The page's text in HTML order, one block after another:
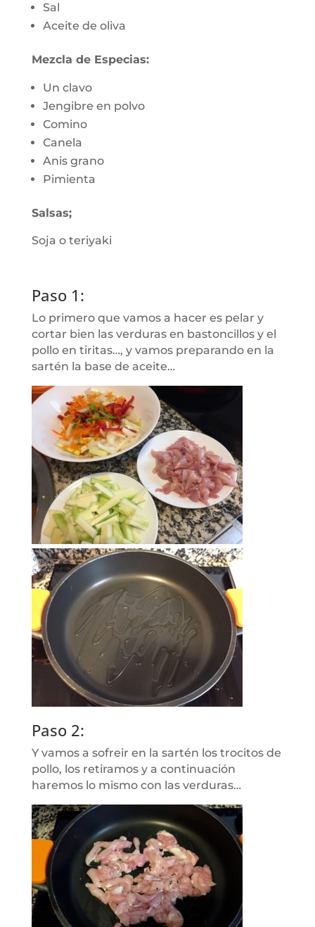
Sal
Aceite de oliva
Mezcla de Especias:
Un clavo
Jengibre en polvo
Comino
Canela
Anis grano
Pimienta
Salsas;
Soja o teriyaki
Paso 1:
Lo primero que vamos a hacer es pelar y
cortar bien las verduras en bastoncillos y el
pollo en tiritas…, y vamos preparando en la
sartén la base de aceite…
Paso 2:
Y vamos a sofreir en la sartén los trocitos de
pollo, los retiramos y a continuación
haremos lo mismo con las verduras…